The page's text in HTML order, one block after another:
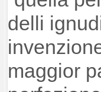
delli
maggior